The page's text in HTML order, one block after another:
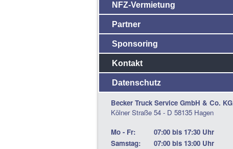
NFZ-Vermietung
Partner
Sponsoring
Kontakt
Datenschutz
Becker Truck Service GmbH & Co. KG
Kölner Straße 54 - D 58135 Hagen
Mo - Fr:
07:00 bis 17:30 Uhr
Samstag:
07:00 bis 13:00 Uhr